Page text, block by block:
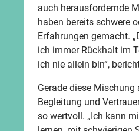
auch herausfordernde
haben bereits schwere
Erfahrungen gemacht.
ich immer Rückhalt im
ich nie allein bin“,
Gerade diese
Begleitung und
so wertvoll. „Ich kann